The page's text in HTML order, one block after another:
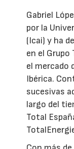
Gabriel
por la
(Icai) y ha
en el Grupo
el mercado
Ibérica.
sucesivas
largo del
Total